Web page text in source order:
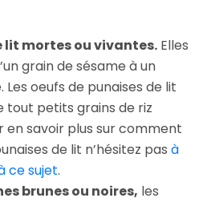
lit mortes ou vivantes. Elles
grain de sésame à un
oeufs de punaises de lit
tout petits grains de riz
en savoir plus sur comment
de lit n’hésitez pas à
ce sujet.
brunes ou noires, les